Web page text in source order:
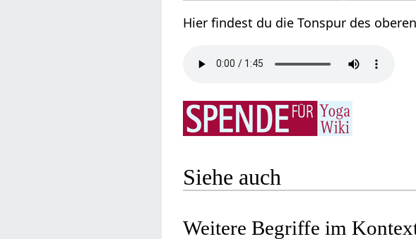
Siehe auch